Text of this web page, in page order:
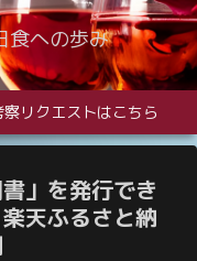
食への歩み
察リクエストはこちら
」を発行でき
天ふるさと納